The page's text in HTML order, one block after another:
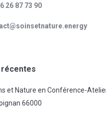
26 87 73 90
et Nature en Conférence-
66000